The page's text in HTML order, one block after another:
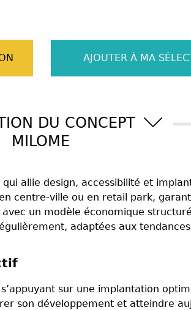
AJOUTER À MA
DU CONCEPT
MILOME
allie design, accessibilité et
centre-ville ou en retail park,
un modèle économique
adaptées aux
sur une implantation
son développement et atteindre